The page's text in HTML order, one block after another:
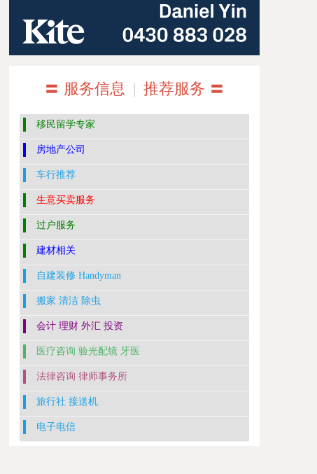
〓 服务信息 | 推荐服务 〓
移民留学专家
房地产公司
车行推荐
生意买卖服务
过户服务
建材相关
自建装修 Handyman
搬家 清洁 除虫
会计 理财 外汇 投资
医疗咨询 验光配镜 牙医
法律咨询 律师事务所
旅行社 接送机
电子电信